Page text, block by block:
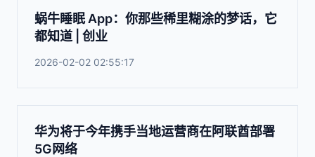
蜗牛睡眠 App：你那些稀里糊涂的梦话，它
都知道 | 创业
2026-02-02 02:55:17
华为将于今年携手当地运营商在阿联酋部署
5G网络